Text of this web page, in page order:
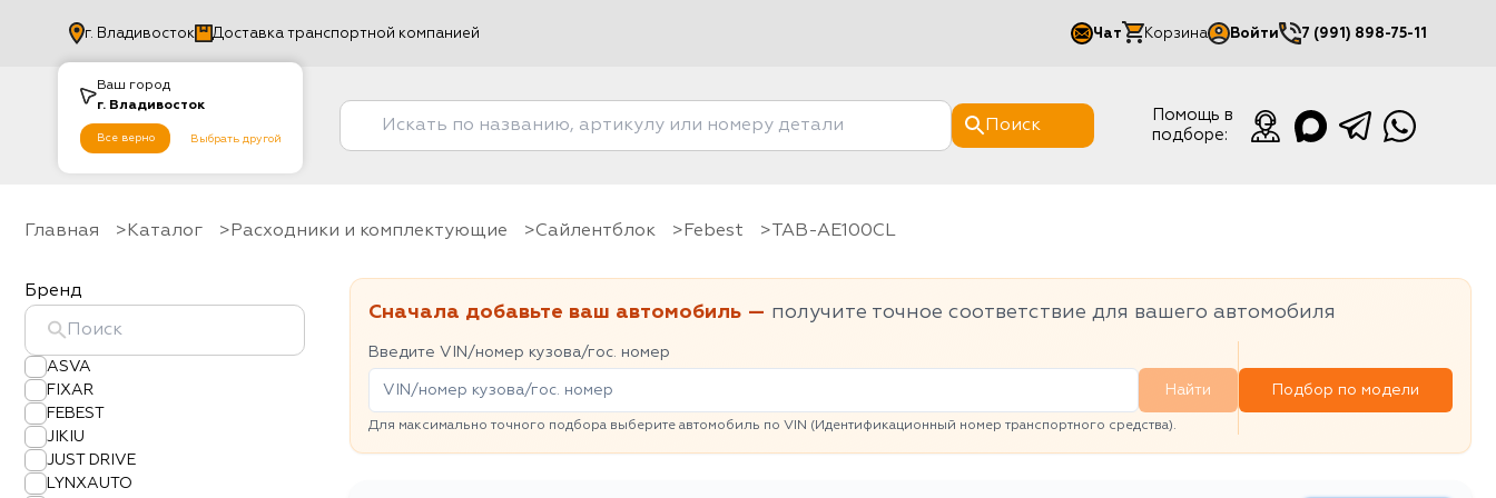
Ваш город
г. Владивосток
Все верно Выбрать другой
г. Владивосток Доставка транспортной компанией Чат Корзина Войти
Мой кабинет
7 (991) 898-75-11
Поиск
Помощь в
подборе:
Главная Каталог Расходники и комплектующие Сайлентблок Febest TAB-AE100CL
Бренд
ASVA
FIXAR
FEBEST
JIKIU
JUST DRIVE
LYNXAUTO
Сначала добавьте ваш автомобиль — получите точное соответствие для вашего автомобиля
Введите VIN/номер кузова/гос. номер
Найти
Для максимально точного подбора выберите автомобиль по VIN (Идентификационный номер транспортного средства).
Подбор по модели